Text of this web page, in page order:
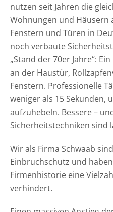
nutzen seit Jahren die
Wohnungen und Häusern
Fenstern und Türen in
noch verbaute
„Stand der 70er Jahre“:
an der Haustür,
Fenstern. Professionelle
weniger als 15 Sekunden,
aufzuhebeln. Bessere –
Sicherheitstechniken sind
Wir als Firma Schwaab
Einbruchschutz und
Firmenhistorie eine
verhindert.